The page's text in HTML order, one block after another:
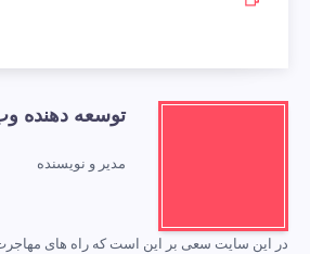
توسعه دهنده
مدیر و نویسنده
در این سایت سعی بر این است که راه های